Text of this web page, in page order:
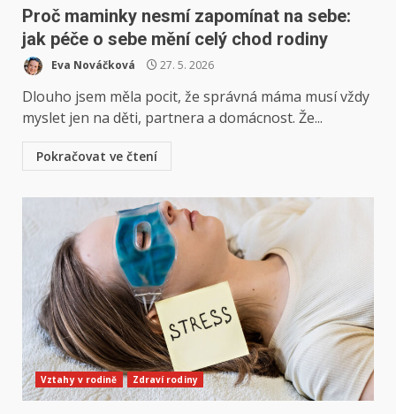
Proč maminky nesmí zapomínat na sebe:
jak péče o sebe mění celý chod rodiny
Eva Nováčková 27. 5. 2026
Dlouho jsem měla pocit, že správná máma musí vždy
myslet jen na děti, partnera a domácnost. Že...
Pokračovat ve čtení
Vztahy v rodině Zdraví rodiny